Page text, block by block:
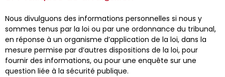
Nous divulguons des informations personnelles si nous y
sommes tenus par la loi ou par une ordonnance du tribunal,
en réponse à un organisme d’application de la loi, dans la
mesure permise par d’autres dispositions de la loi, pour
fournir des informations, ou pour une enquête sur une
question liée à la sécurité publique.